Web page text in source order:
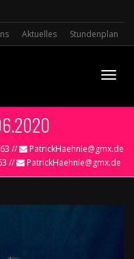
Aktuelles Stundenplan
//
PatrickHaehnle@gmx.de
// PatrickHaehnle@gmx.de